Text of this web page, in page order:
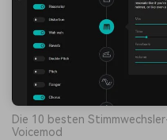
Die 10 besten
Voicemod